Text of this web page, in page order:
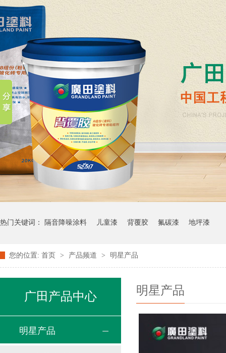
热门关键词： 隔音降噪涂料 儿童漆 背覆胶 氟碳漆 地坪漆
您的位置: 首页 > 产品频道 > 明星产品
广田产品中心
明星产品
明星产品